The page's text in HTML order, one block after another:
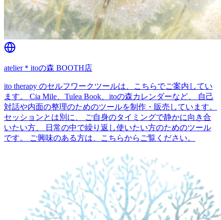
atelier＊itoの森 BOOTH店
ito therapy のセルフワークツールは、こちらでご案内してい
ます。 Cia Mile、Tulea Book、itoの森カレンダーなど、 自己
対話や内面の整理のためのツールを制作・販売しています。
セッションとは別に、 ご自身のタイミングで静かに向き合
いたい方、 日常の中で繰り返し使いたい方のためのツール
です。 ご興味のある方は、こちらからご覧ください。